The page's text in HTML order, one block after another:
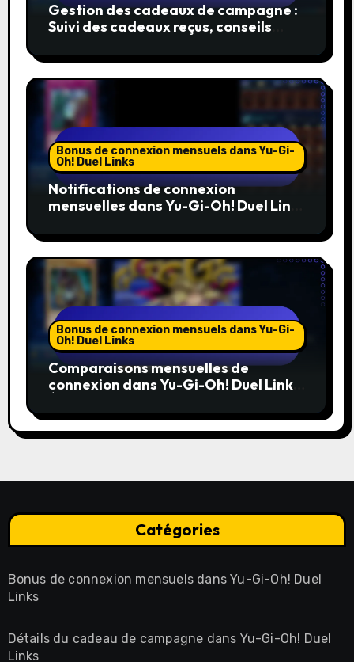
Gestion des cadeaux de campagne :
Suivi des cadeaux reçus, conseils
Bonus de connexion mensuels dans Yu-Gi-
Oh! Duel Links
Notifications de connexion
mensuelles dans Yu-Gi-Oh! Duel Links
événements, Alertes
communautaires
Bonus de connexion mensuels dans Yu-Gi-
Oh! Duel Links
Comparaisons mensuelles de
connexion dans Yu-Gi-Oh! Duel Links :
de la communauté, Meilleures
récompenses
Catégories
Bonus de connexion mensuels dans Yu-Gi-Oh! Duel
Links
Détails du cadeau de campagne dans Yu-Gi-Oh! Duel
Links